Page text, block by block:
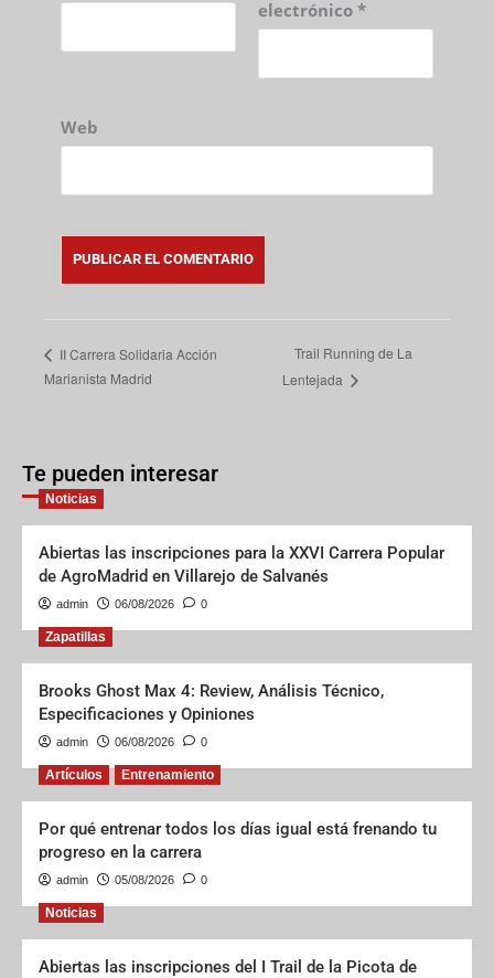
electrónico *
Web
II Carrera Solidaria Acción
Marianista Madrid
Trail Running de La
Lentejada
Te pueden interesar
Noticias
Abiertas las inscripciones para la XXVI Carrera Popular
de AgroMadrid en Villarejo de Salvanés
admin 06/08/2026 0
Zapatillas
Brooks Ghost Max 4: Review, Análisis Técnico,
Especificaciones y Opiniones
admin 06/08/2026 0
Artículos Entrenamiento
Por qué entrenar todos los días igual está frenando tu
progreso en la carrera
admin 05/08/2026 0
Noticias
Abiertas las inscripciones del I Trail de la Picota de